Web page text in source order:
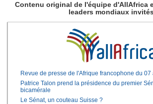
Contenu original de l'équipe d'AllAfrica
leaders mondiaux invités
Revue de presse de l'Afrique francophone du 07
Patrice Talon prend la présidence du premier
bicamérale
Le Sénat, un couteau Suisse ?